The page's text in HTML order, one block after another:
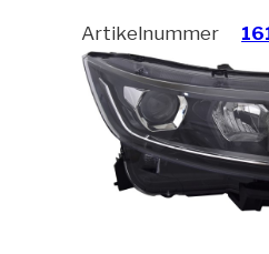
Artikelnummer